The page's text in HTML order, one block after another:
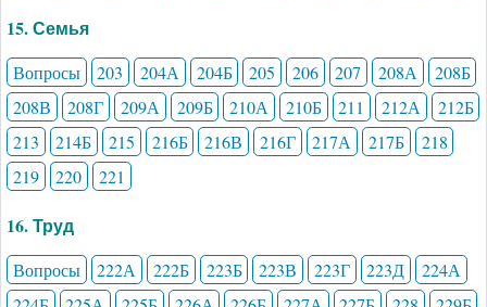
15. Семья
Вопросы 203 204А 204Б 205 206 207 208А
208Б
208В
208Г 209А 209Б 210А 210Б 211 212А
212Б
213
214Б 215 216Б 216В 216Г 217А 217Б
218
219
220 221
16. Труд
Вопросы 222А 222Б 223Б 223В 223Г 223Д
224А